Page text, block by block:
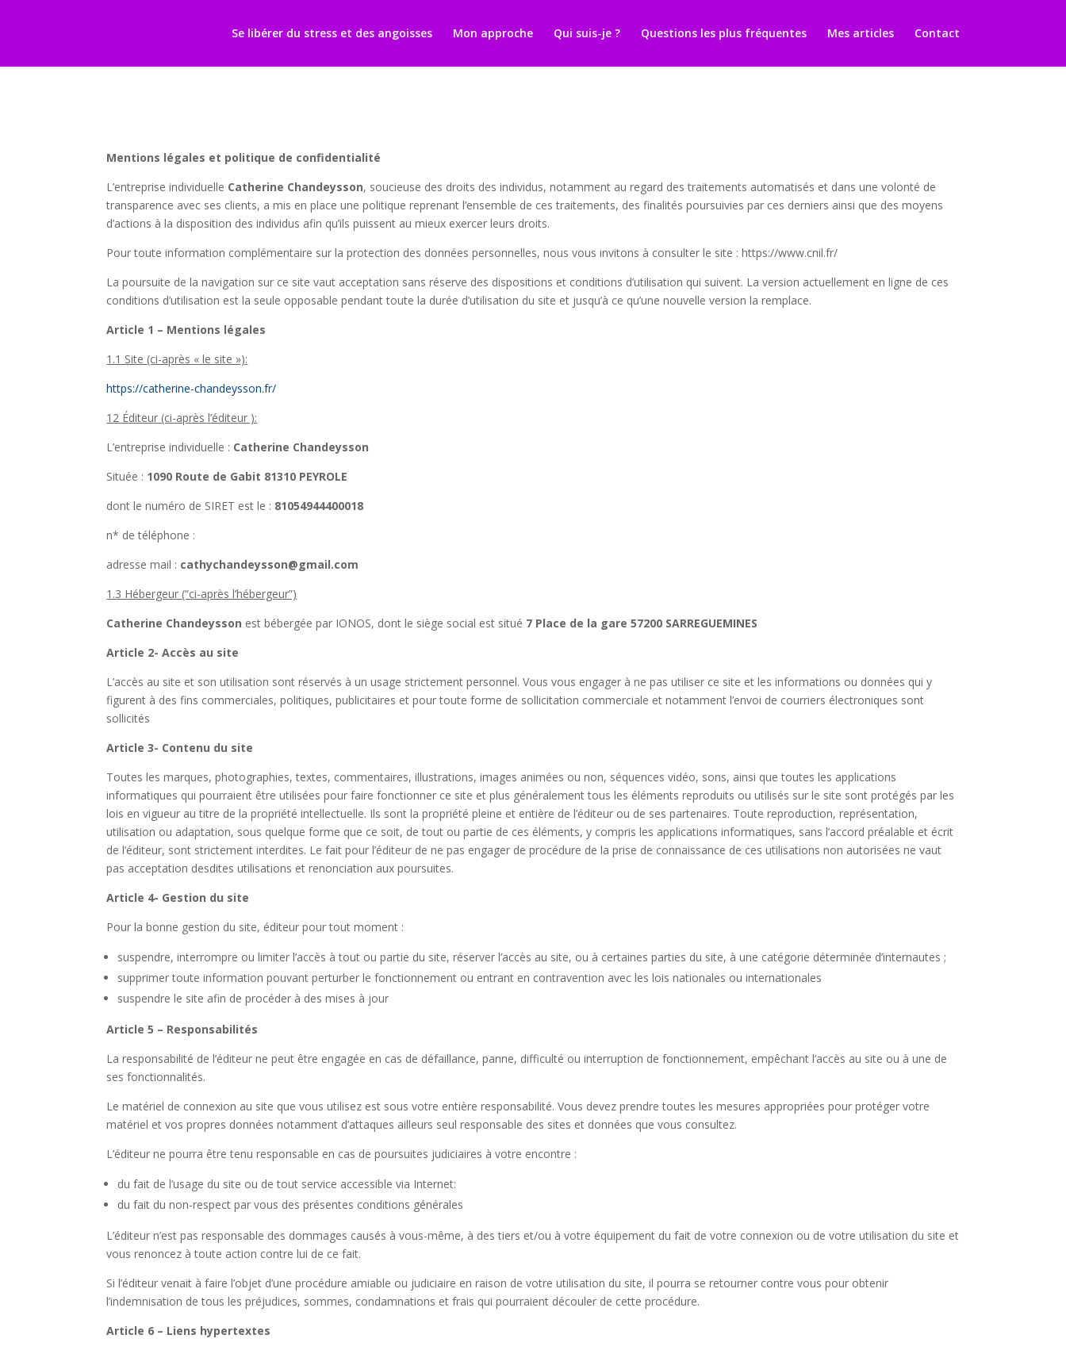
Se libérer du stress et des angoisses
Mon approche Qui suis-je ? Questions les plus fréquentes Mes articles Contact
Mentions légales et politique de confidentialité
L’entreprise individuelle Catherine Chandeysson, soucieuse des droits des individus, notamment au regard des traitements automatisés et dans une volonté de
transparence avec ses clients, a mis en place une politique reprenant l’ensemble de ces traitements, des finalités poursuivies par ces derniers ainsi que des moyens
d’actions à la disposition des individus afin qu’ils puissent au mieux exercer leurs droits.
Pour toute information complémentaire sur la protection des données personnelles, nous vous invitons à consulter le site : https://www.cnil.fr/
La poursuite de la navigation sur ce site vaut acceptation sans réserve des dispositions et conditions d’utilisation qui suivent. La version actuellement en ligne de ces
conditions d’utilisation est la seule opposable pendant toute la durée d’utilisation du site et jusqu’à ce qu’une nouvelle version la remplace.
Article 1 – Mentions légales
1.1 Site (ci-après « le site »):
https://catherine-chandeysson.fr/
12 Éditeur (ci-après l’éditeur ):
L’entreprise individuelle : Catherine Chandeysson
Située : 1090 Route de Gabit 81310 PEYROLE
dont le numéro de SIRET est le : 81054944400018
n* de téléphone :
adresse mail : cathychandeysson@gmail.com
1.3 Hébergeur (“ci-après l’hébergeur”)
Catherine Chandeysson est bébergée par IONOS, dont le siège social est situé 7 Place de la gare 57200 SARREGUEMINES
Article 2- Accès au site
L’accès au site et son utilisation sont réservés à un usage strictement personnel. Vous vous engager à ne pas utiliser ce site et les informations ou données qui y
figurent à des fins commerciales, politiques, publicitaires et pour toute forme de sollicitation commerciale et notamment l’envoi de courriers électroniques sont
sollicités
Article 3- Contenu du site
Toutes les marques, photographies, textes, commentaires, illustrations, images animées ou non, séquences vidéo, sons, ainsi que toutes les applications
informatiques qui pourraient être utilisées pour faire fonctionner ce site et plus généralement tous les éléments reproduits ou utilisés sur le site sont protégés par les
lois en vigueur au titre de la propriété intellectuelle. Ils sont la propriété pleine et entière de l’éditeur ou de ses partenaires. Toute reproduction, représentation,
utilisation ou adaptation, sous quelque forme que ce soit, de tout ou partie de ces éléments, y compris les applications informatiques, sans l’accord préalable et écrit
de l’éditeur, sont strictement interdites. Le fait pour l’éditeur de ne pas engager de procédure de la prise de connaissance de ces utilisations non autorisées ne vaut
pas acceptation desdites utilisations et renonciation aux poursuites.
Article 4- Gestion du site
Pour la bonne gestion du site, éditeur pour tout moment :
suspendre, interrompre ou limiter l’accès à tout ou partie du site, réserver l’accès au site, ou à certaines parties du site, à une catégorie déterminée d’internautes ;
supprimer toute information pouvant perturber le fonctionnement ou entrant en contravention avec les lois nationales ou internationales
suspendre le site afin de procéder à des mises à jour
Article 5 – Responsabilités
La responsabilité de l’éditeur ne peut être engagée en cas de défaillance, panne, difficulté ou interruption de fonctionnement, empêchant l’accès au site ou à une de
ses fonctionnalités.
Le matériel de connexion au site que vous utilisez est sous votre entière responsabilité. Vous devez prendre toutes les mesures appropriées pour protéger votre
matériel et vos propres données notamment d’attaques ailleurs seul responsable des sites et données que vous consultez.
L’éditeur ne pourra être tenu responsable en cas de poursuites judiciaires à votre encontre :
du fait de l’usage du site ou de tout service accessible via Internet:
du fait du non-respect par vous des présentes conditions générales
L’éditeur n’est pas responsable des dommages causés à vous-même, à des tiers et/ou à votre équipement du fait de votre connexion ou de votre utilisation du site et
vous renoncez à toute action contre lui de ce fait.
Si l’éditeur venait à faire l’objet d’une procédure amiable ou judiciaire en raison de votre utilisation du site, il pourra se retourner contre vous pour obtenir
l’indemnisation de tous les préjudices, sommes, condamnations et frais qui pourraient découler de cette procédure.
Article 6 – Liens hypertextes